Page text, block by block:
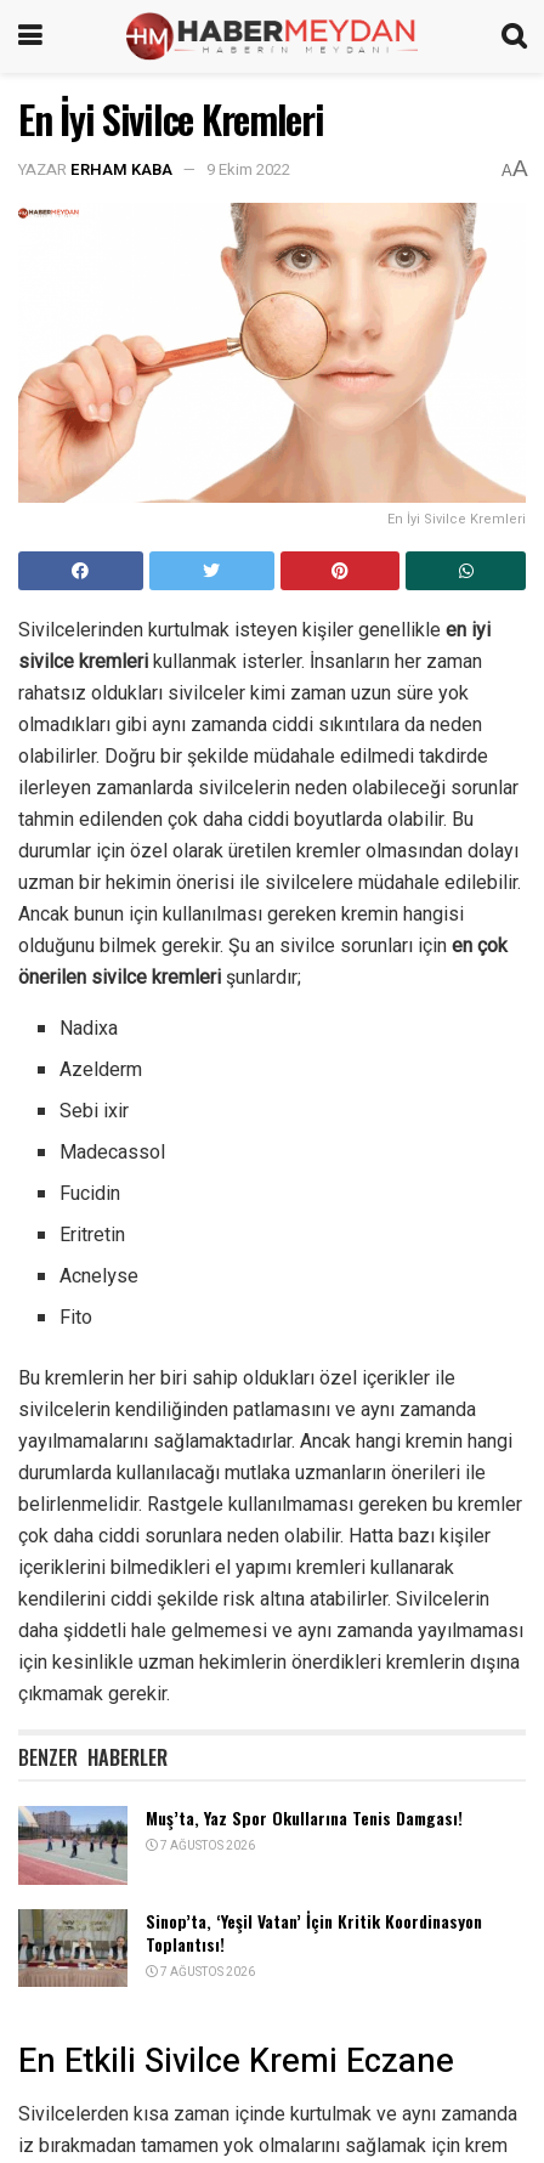
En İyi Sivilce Kremleri
YAZAR ERHAM KABA 9 Ekim 2022 AA
En İyi Sivilce Kremleri
Sivilcelerinden kurtulmak isteyen kişiler genellikle en iyi
sivilce kremleri kullanmak isterler. İnsanların her zaman
rahatsız oldukları sivilceler kimi zaman uzun süre yok
olmadıkları gibi aynı zamanda ciddi sıkıntılara da neden
olabilirler. Doğru bir şekilde müdahale edilmedi takdirde
ilerleyen zamanlarda sivilcelerin neden olabileceği sorunlar
tahmin edilenden çok daha ciddi boyutlarda olabilir. Bu
durumlar için özel olarak üretilen kremler olmasından dolayı
uzman bir hekimin önerisi ile sivilcelere müdahale edilebilir.
Ancak bunun için kullanılması gereken kremin hangisi
olduğunu bilmek gerekir. Şu an sivilce sorunları için en çok
önerilen sivilce kremleri şunlardır;
Nadixa
Azelderm
Sebi ixir
Madecassol
Fucidin
Eritretin
Acnelyse
Fito
Bu kremlerin her biri sahip oldukları özel içerikler ile
sivilcelerin kendiliğinden patlamasını ve aynı zamanda
yayılmamalarını sağlamaktadırlar. Ancak hangi kremin hangi
durumlarda kullanılacağı mutlaka uzmanların önerileri ile
belirlenmelidir. Rastgele kullanılmaması gereken bu kremler
çok daha ciddi sorunlara neden olabilir. Hatta bazı kişiler
içeriklerini bilmedikleri el yapımı kremleri kullanarak
kendilerini ciddi şekilde risk altına atabilirler. Sivilcelerin
daha şiddetli hale gelmemesi ve aynı zamanda yayılmaması
için kesinlikle uzman hekimlerin önerdikleri kremlerin dışına
çıkmamak gerekir.
BENZER HABERLER
Muş’ta, Yaz Spor Okullarına Tenis Damgası!
7 AĞUSTOS 2026
Sinop’ta, ‘Yeşil Vatan’ İçin Kritik Koordinasyon
Toplantısı!
7 AĞUSTOS 2026
En Etkili Sivilce Kremi Eczane
Sivilcelerden kısa zaman içinde kurtulmak ve aynı zamanda
iz bırakmadan tamamen yok olmalarını sağlamak için krem